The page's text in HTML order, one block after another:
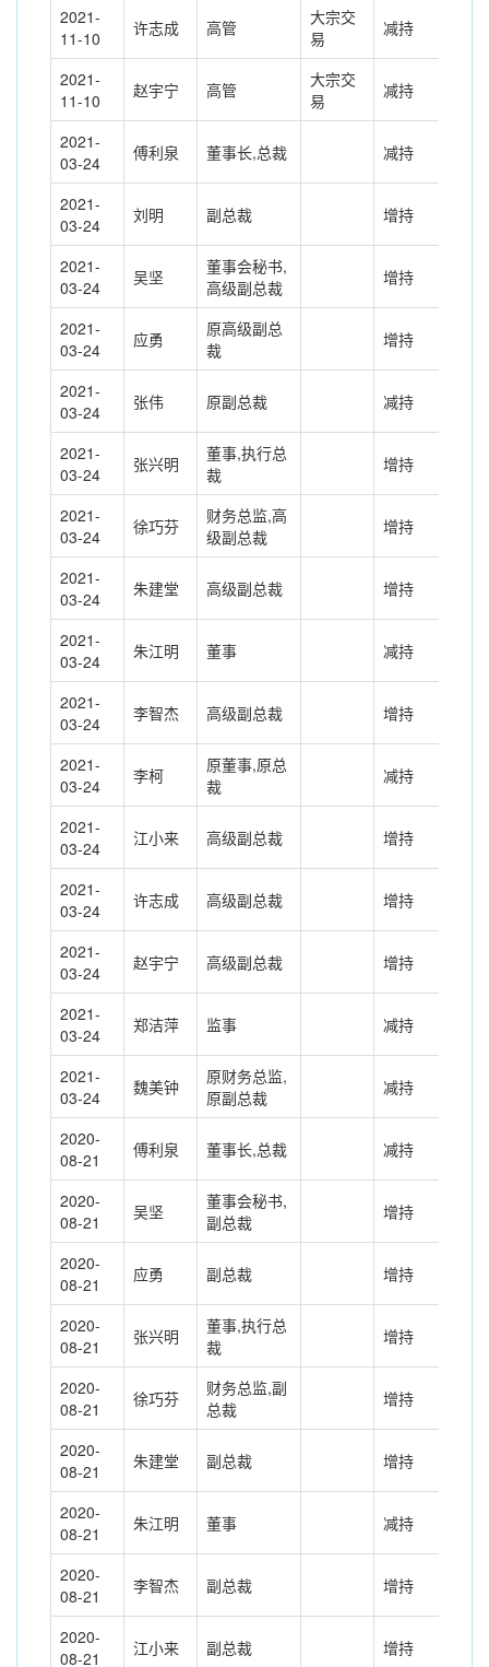
2021-
11-10
许志成 高管
大宗交
易
减持
2021-
11-10
赵宇宁 高管
大宗交
易
减持
2021-
03-24
傅利泉 董事长,总裁 减持
2021-
03-24
刘明 副总裁 增持
2021-
03-24
吴坚
董事会秘书,
高级副总裁
增持
2021-
03-24
应勇
原高级副总
裁
增持
2021-
03-24
张伟 原副总裁 减持
2021-
03-24
张兴明
董事,执行总
裁
增持
2021-
03-24
徐巧芬
财务总监,高
级副总裁
增持
2021-
03-24
朱建堂 高级副总裁 增持
2021-
03-24
朱江明 董事 减持
2021-
03-24
李智杰 高级副总裁 增持
2021-
03-24
李柯
原董事,原总
裁
减持
2021-
03-24
江小来 高级副总裁 增持
2021-
03-24
许志成 高级副总裁 增持
2021-
03-24
赵宇宁 高级副总裁 增持
2021-
03-24
郑洁萍 监事 减持
2021-
03-24
魏美钟
原财务总监,
原副总裁
减持
2020-
08-21
傅利泉 董事长,总裁 减持
2020-
08-21
吴坚
董事会秘书,
副总裁
增持
2020-
08-21
应勇 副总裁 增持
2020-
08-21
张兴明
董事,执行总
裁
增持
2020-
08-21
徐巧芬
财务总监,副
总裁
增持
2020-
08-21
朱建堂 副总裁 增持
2020-
08-21
朱江明 董事 减持
2020-
08-21
李智杰 副总裁 增持
2020-
08-21
江小来 副总裁 增持